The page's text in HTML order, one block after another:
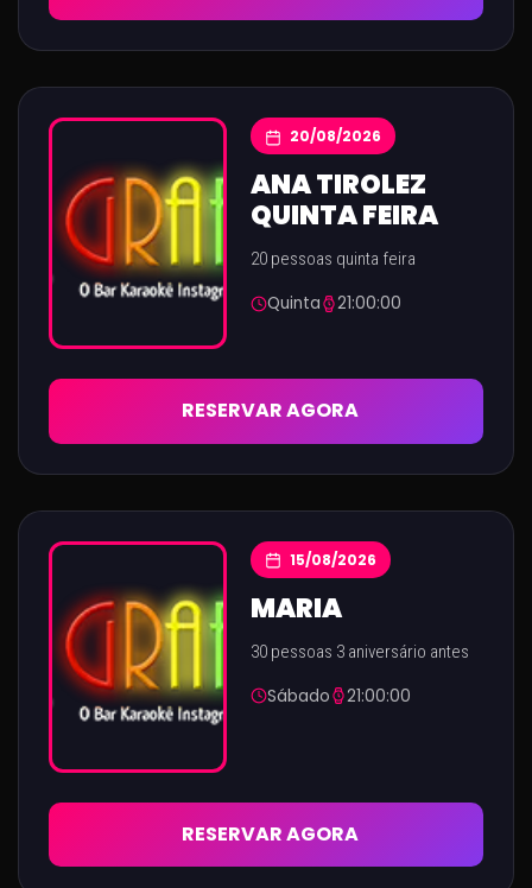
20/08/2026
ANA TIROLEZ
QUINTA FEIRA
20 pessoas quinta feira
Quinta 21:00:00
RESERVAR AGORA
15/08/2026
MARIA
30 pessoas 3 aniversário antes
Sábado 21:00:00
RESERVAR AGORA